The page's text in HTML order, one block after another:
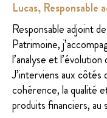
Lucas, Responsable
Responsable adjoint
Patrimoine,
l’analyse et
J’interviens aux
cohérence, la qualité
produits financiers, au